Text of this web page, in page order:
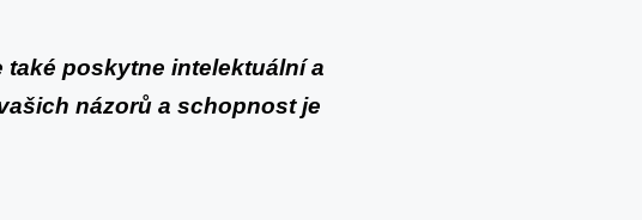
také poskytne intelektuální a
názorů a schopnost je